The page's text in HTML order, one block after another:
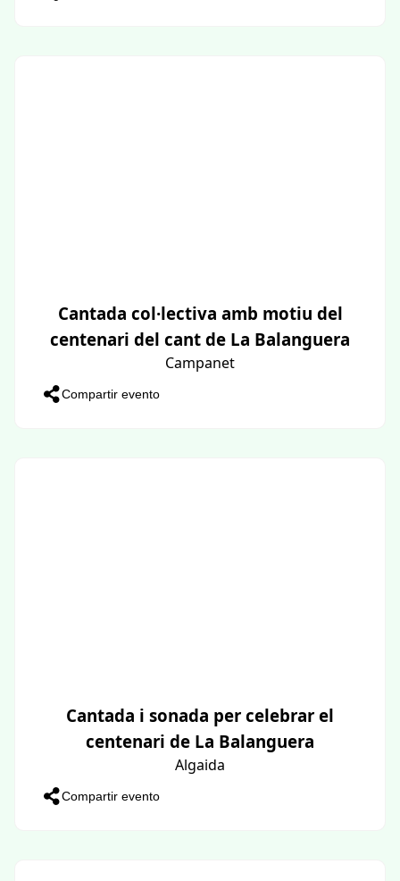
Cantada col·lectiva amb motiu del
centenari del cant de La Balanguera
Campanet
Compartir evento
Cantada i sonada per celebrar el
centenari de La Balanguera
Algaida
Compartir evento